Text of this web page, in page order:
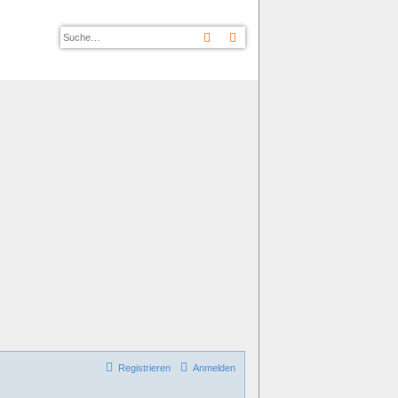
Suche
Anmelden
Registrieren